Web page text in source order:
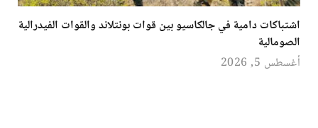
اشتباكات دامية في جالكاسيو بين قوات بونتلاند والقوات الفيدرالية
الصومالية
أغسطس 5, 2026